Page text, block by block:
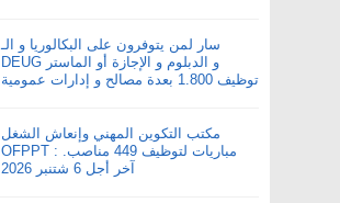
سار لمن يتوفرون على البكالوريا و الـ
DEUG و الدبلوم و الإجازة أو الماستر
توظيف 1.800 بعدة مصالح و إدارات عمومية
مكتب التكوين المهني وإنعاش الشغل
OFPPT : مباريات لتوظيف 449 مناصب.
آخر أجل 6 شتنبر 2026